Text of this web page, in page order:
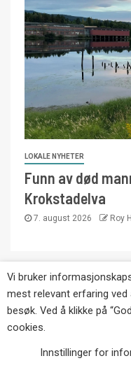
LOKALE NYHETER
Funn av død
Krokstadelva
7. august 2026 Roy
Copyright ©
Pressetjeneste.
annonser er ikke tillatt
Websiden er laget i
Vi bruker
mest relevant erfaring
besøk. Ved å klikke på
cookies.
Innstillinger for